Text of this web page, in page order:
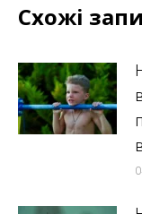
Схожі